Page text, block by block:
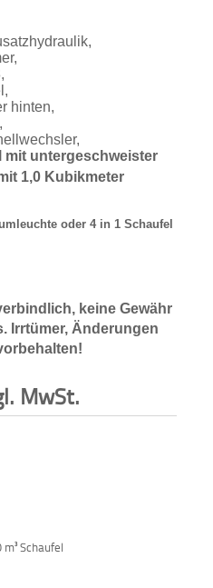
hinten,
mit untergeschweister
1,0 Kubikmeter
oder 4 in 1 Schaufel
keine Gewähr
Irrtümer, Änderungen
MwSt.
Schaufel